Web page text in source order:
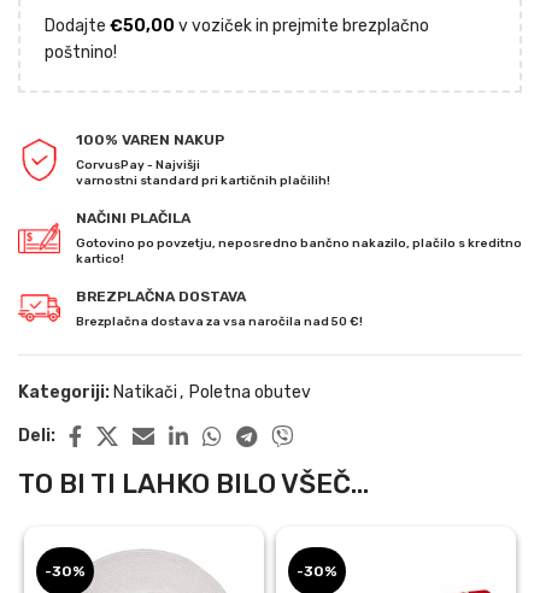
Dodajte €50,00 v voziček in prejmite brezplačno
poštnino!
100% VAREN NAKUP
CorvusPay - Najvišji
varnostni standard pri kartičnih plačilih!
NAČINI PLAČILA
Gotovino po povzetju, neposredno bančno nakazilo, plačilo s kreditno
kartico!
BREZPLAČNA DOSTAVA
Brezplačna dostava za vsa naročila nad 50 €!
Kategoriji: Natikači, Poletna obutev
Deli:
TO BI TI LAHKO BILO VŠEČ...
-30% -30%